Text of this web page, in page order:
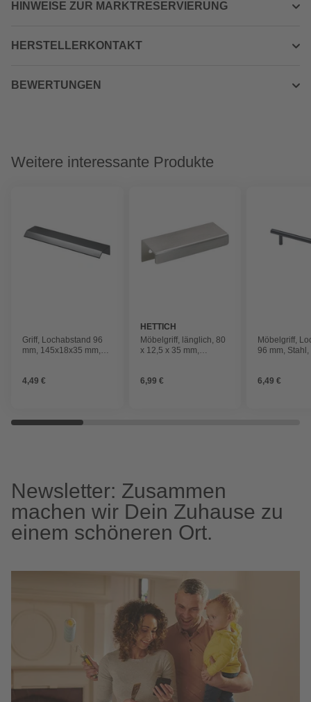
HINWEISE ZUR MARKTRESERVIERUNG
HERSTELLERKONTAKT
BEWERTUNGEN
Weitere interessante Produkte
Griff, Lochabstand 96
mm, 145x18x35 mm,
4,49 €
HETTICH
Möbelgriff, länglich, 80
x 12,5 x 35 mm,
6,99 €
Möbelgriff,
96 mm,
6,49 €
Newsletter: Zusammen
machen wir Dein Zuhause zu
einem schöneren Ort.